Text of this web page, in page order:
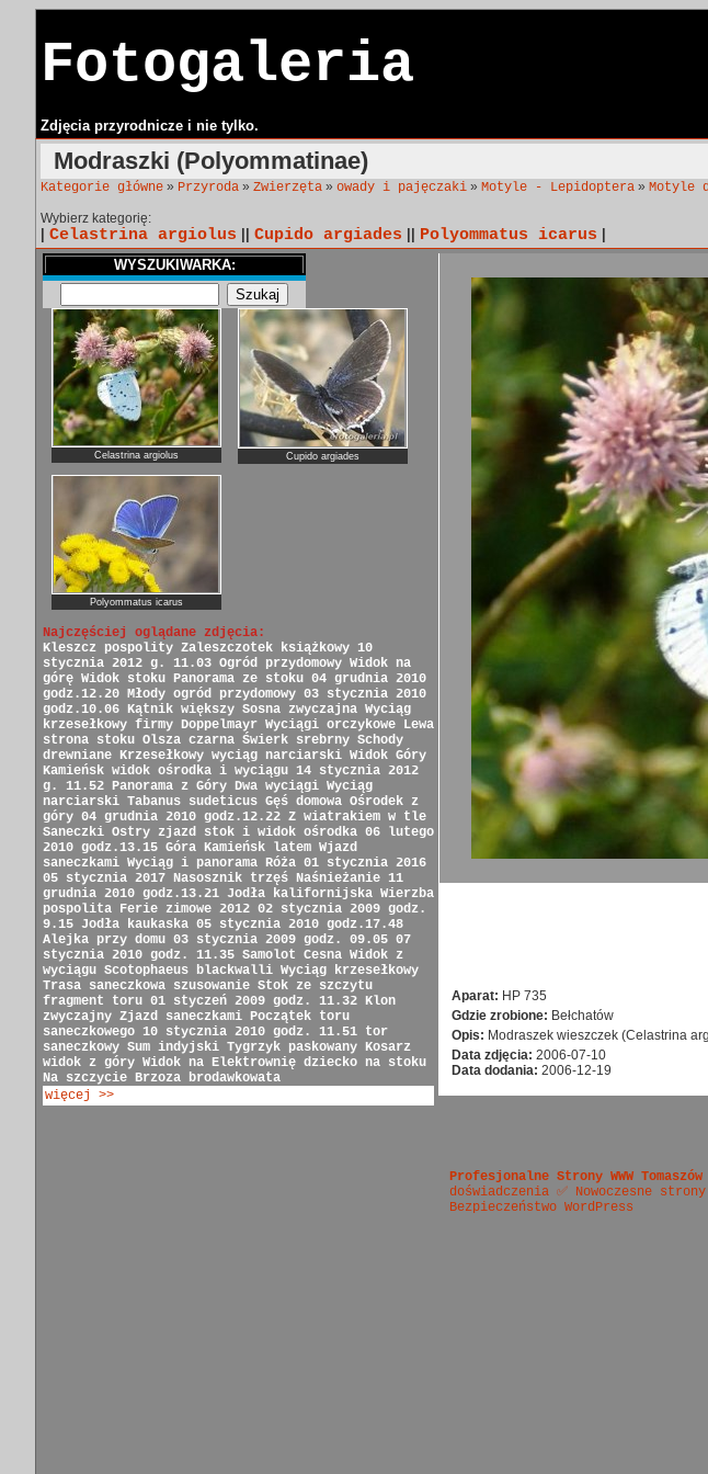
Fotogaleria
Zdjęcia przyrodnicze i nie tylko.
Modraszki (Polyommatinae)
Kategorie główne » Przyroda » Zwierzęta » owady i pajęczaki » Motyle - Lepidoptera » Motyle
Wybierz kategorię:
Celastrina argiolus Cupido argiades Polyommatus icarus
WYSZUKIWARKA:
Celastrina argiolus Cupido argiades
Polyommatus icarus
Najczęściej oglądane zdjęcia:
Kleszcz pospolity Zaleszczotek książkowy 10
stycznia 2012 g. 11.03 Ogród przydomowy Widok na
górę Widok stoku Panorama ze stoku 04 grudnia 2010
godz.12.20 Młody ogród przydomowy 03 stycznia 2010
godz.10.06 Kątnik większy Sosna zwyczajna Wyciąg
krzesełkowy firmy Doppelmayr Wyciągi orczykowe Lewa
strona stoku Olsza czarna Świerk srebrny Schody
drewniane Krzesełkowy wyciąg narciarski Widok Góry
Kamieńsk widok ośrodka i wyciągu 14 stycznia 2012
g. 11.52 Panorama z Góry Dwa wyciągi Wyciąg
narciarski Tabanus sudeticus Gęś domowa Ośrodek z
góry 04 grudnia 2010 godz.12.22 Z wiatrakiem w tle
Saneczki Ostry zjazd stok i widok ośrodka 06 lutego
2010 godz.13.15 Góra Kamieńsk latem Wjazd
saneczkami Wyciąg i panorama Róża 01 stycznia 2016
05 stycznia 2017 Nasosznik trzęś Naśnieżanie 11
grudnia 2010 godz.13.21 Jodła kalifornijska Wierzba
pospolita Ferie zimowe 2012 02 stycznia 2009 godz.
9.15 Jodła kaukaska 05 stycznia 2010 godz.17.48
Alejka przy domu 03 stycznia 2009 godz. 09.05 07
stycznia 2010 godz. 11.35 Samolot Cesna Widok z
wyciągu Scotophaeus blackwalli Wyciąg krzesełkowy
Trasa saneczkowa szusowanie Stok ze szczytu
fragment toru 01 styczeń 2009 godz. 11.32 Klon
zwyczajny Zjazd saneczkami Początek toru
saneczkowego 10 stycznia 2010 godz. 11.51 tor
saneczkowy Sum indyjski Tygrzyk paskowany Kosarz
widok z góry Widok na Elektrownię dziecko na stoku
Na szczycie Brzoza brodawkowata
więcej >>
Aparat: HP 735
Gdzie zrobione: Bełchatów
Opis: Modraszek wieszczek (Celastrina
Data zdjęcia: 2006-07-10
Data dodania: 2006-12-19
Profesjonalne Strony WWW
doświadczenia ✅ Nowoczesne
Bezpieczeństwo WordPress